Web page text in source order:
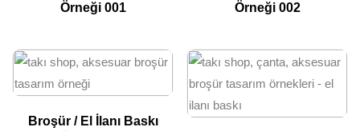
Örneği 001
Örneği 002
Broşür / El İlanı Baskı